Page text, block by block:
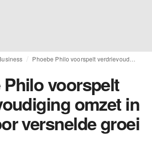
Philo voorspelt
omzet in
versnelde groei